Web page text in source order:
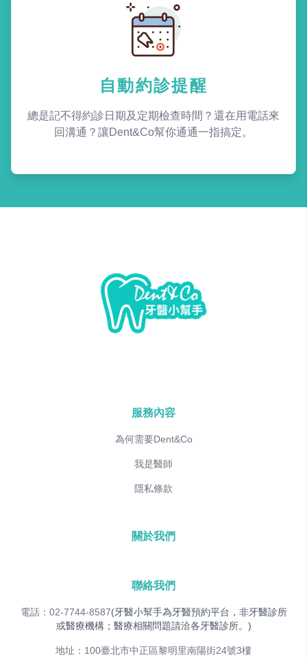
自動約診提醒
總是記不得約診日期及定期檢查時間？還在用電話來
回溝通？讓Dent&Co幫你通通一指搞定。
服務內容
為何需要Dent&Co
我是醫師
隱私條款
關於我們
聯絡我們
電話：02-7744-8587(牙醫小幫手為牙醫預約平台，非牙醫診所
或醫療機構；醫療相關問題請洽各牙醫診所。)
地址：100臺北市中正區黎明里南陽街24號3樓